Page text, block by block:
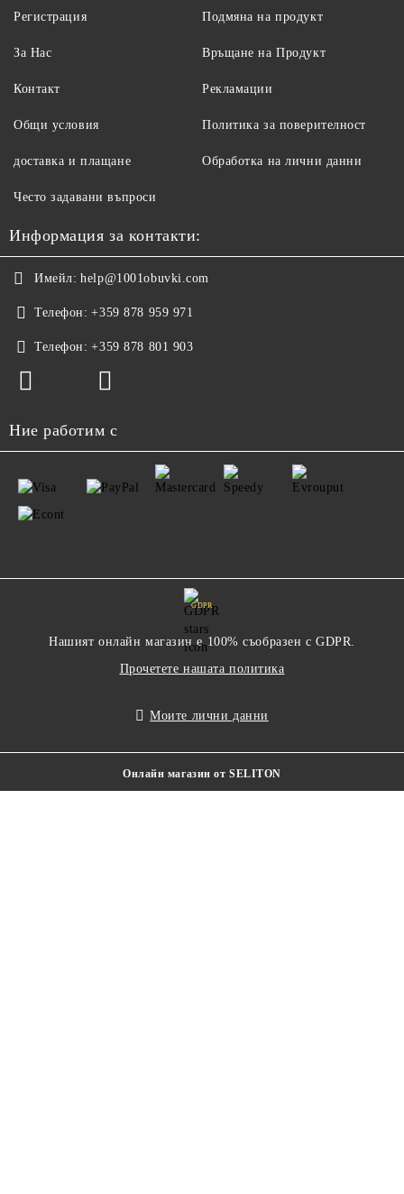
Регистрация
За Нас
Контакт
Общи условия
доставка и плащане
Подмяна на продукт
Връщане на Продукт
Рекламации
Политика за поверителност
Обработка на лични данни
Често задавани въпроси
Информация за контакти:
Имейл: help@1001obuvki.com
Телефон: +359 878 959 971
Телефон: +359 878 801 903
Ние работим с
GDPR
Нашият онлайн магазин е 100% съобразен с GDPR.
Прочетете нашата политика
Моите лични данни
Онлайн магазин от SELITON